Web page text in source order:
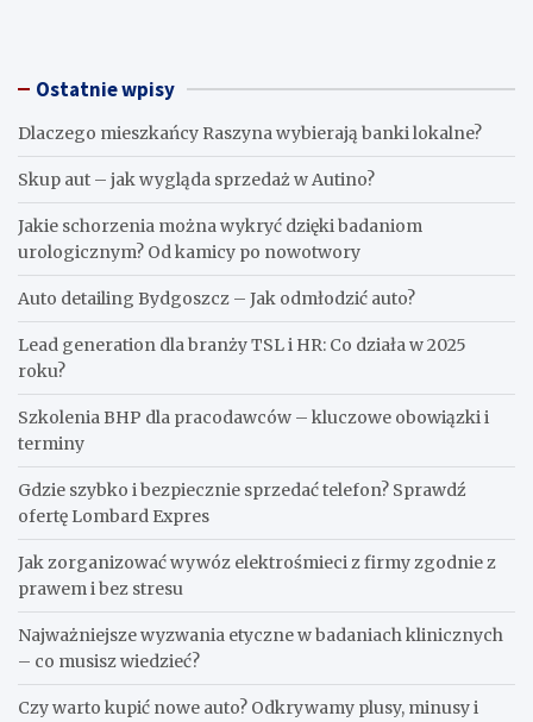
Ostatnie wpisy
Dlaczego mieszkańcy Raszyna wybierają banki lokalne?
Skup aut – jak wygląda sprzedaż w Autino?
Jakie schorzenia można wykryć dzięki badaniom
urologicznym? Od kamicy po nowotwory
Auto detailing Bydgoszcz – Jak odmłodzić auto?
Lead generation dla branży TSL i HR: Co działa w 2025
roku?
Szkolenia BHP dla pracodawców – kluczowe obowiązki i
terminy
Gdzie szybko i bezpiecznie sprzedać telefon? Sprawdź
ofertę Lombard Expres
Jak zorganizować wywóz elektrośmieci z firmy zgodnie z
prawem i bez stresu
Najważniejsze wyzwania etyczne w badaniach klinicznych
– co musisz wiedzieć?
Czy warto kupić nowe auto? Odkrywamy plusy, minusy i